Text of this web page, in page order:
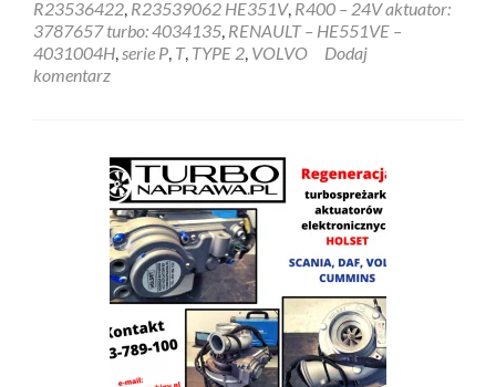
R23536422, R23539062 HE351V, R400 – 24V aktuator:
3787657 turbo: 4034135, RENAULT – HE551VE –
4031004H,serie P, T, TYPE 2, VOLVO
Dodaj
komentarz